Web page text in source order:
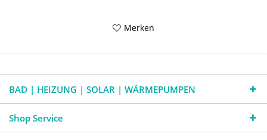
Merken
BAD | HEIZUNG | SOLAR | WÄRMEPUMPEN
Shop Service